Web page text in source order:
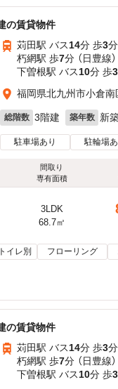
の賃貸物件
苅田駅 バス14分 歩3分
朽網駅 歩7分 （日豊線）
下曽根駅 バス10分 歩3
福岡県北九州市小倉南
総階数 3階建 築年数 新
駐車場あり 駐輪場あ
間取り
専有面積
3LDK
68.7㎡
イレ別 フローリング
の賃貸物件
苅田駅 バス14分 歩3分
朽網駅 歩7分 （日豊線）
下曽根駅 バス10分 歩3